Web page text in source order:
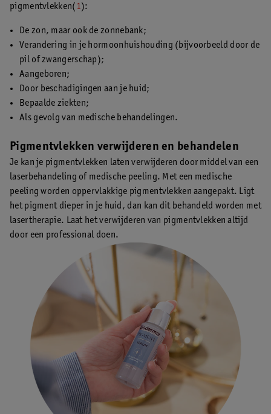
pigmentvlekken(1):
De zon, maar ook de zonnebank;
Verandering in je hormoonhuishouding (bijvoorbeeld door de
pil of zwangerschap);
Aangeboren;
Door beschadigingen aan je huid;
Bepaalde ziekten;
Als gevolg van medische behandelingen.
Pigmentvlekken verwijderen en behandelen
Je kan je pigmentvlekken laten verwijderen door middel van een
laserbehandeling of medische peeling. Met een medische
peeling worden oppervlakkige pigmentvlekken aangepakt. Ligt
het pigment dieper in je huid, dan kan dit behandeld worden met
lasertherapie. Laat het verwijderen van pigmentvlekken altijd
door een professional doen.